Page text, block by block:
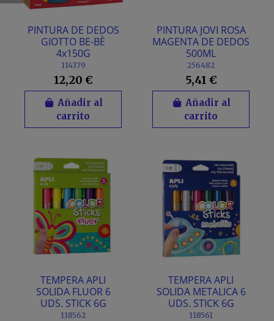
PINTURA DE DEDOS
GIOTTO BE-BÈ
4x150G
114379
12,20 €
Añadir al
carrito
PINTURA JOVI ROSA
MAGENTA DE DEDOS
500ML
256482
5,41 €
Añadir al
carrito
TEMPERA APLI
SOLIDA FLUOR 6
UDS. STICK 6G
118562
TEMPERA APLI
SOLIDA METALICA 6
UDS. STICK 6G
118561